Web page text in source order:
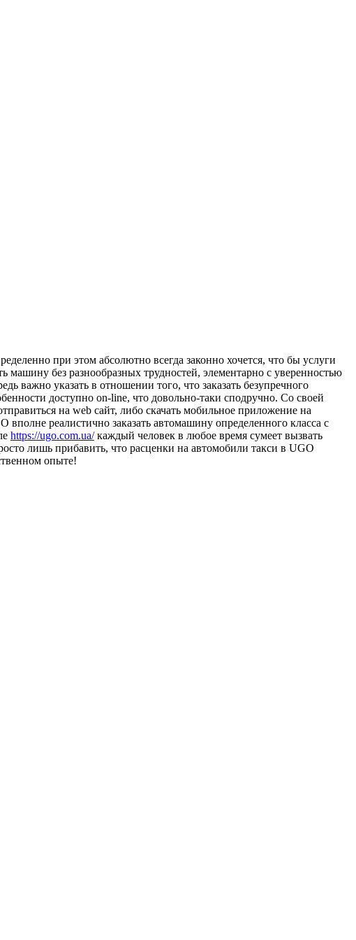
при этом абсолютно всегда законно хочется, что бы услуги
машину без разнообразных трудностей, элементарно с уверенностью
важно указать в отношении того, что заказать безупречного
доступно on-line, что довольно-таки сподручно. Со своей
на web сайт, либо скачать мобильное приложение на
реалистично заказать автомашину определенного класса с
https://ugo.com.ua/каждый человек в любое время сумеет вызвать
лишь прибавить, что расценки на автомобили такси в UGO
опыте!